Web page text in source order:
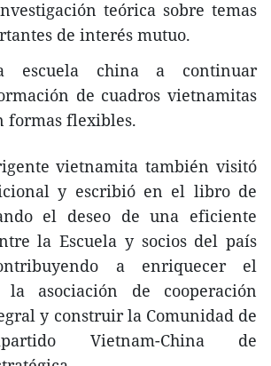
teórica sobre temas
de interés mutuo.
escuela china a continuar
de cuadros vietnamitas
formas flexibles.
vietnamita también visitó
y escribió en el libro de
el deseo de una eficiente
la Escuela y socios del país
a enriquecer el
asociación de cooperación
y construir la Comunidad de
Vietnam-China de